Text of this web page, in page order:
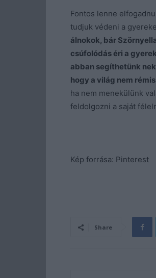
Fontos lenne
tudjuk védeni a
álnokok, bár
csúfolódás éri a
abban segíthetünk
hogy a világ nem
ha nem menekülünk
feldolgozni a saját
Kép forrása: Pinterest
Share